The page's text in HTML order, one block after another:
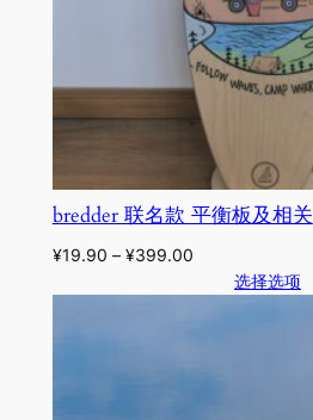
bredder 联名款 平衡板及相关
¥19.90 – ¥399.00
选择选项